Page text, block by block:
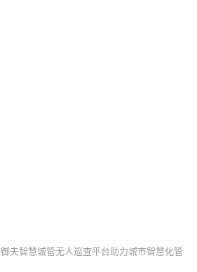
御夫智慧城管无人巡查平台助力城市智慧化管